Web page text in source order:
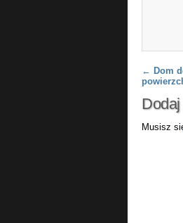
Post
← Dom
Musisz